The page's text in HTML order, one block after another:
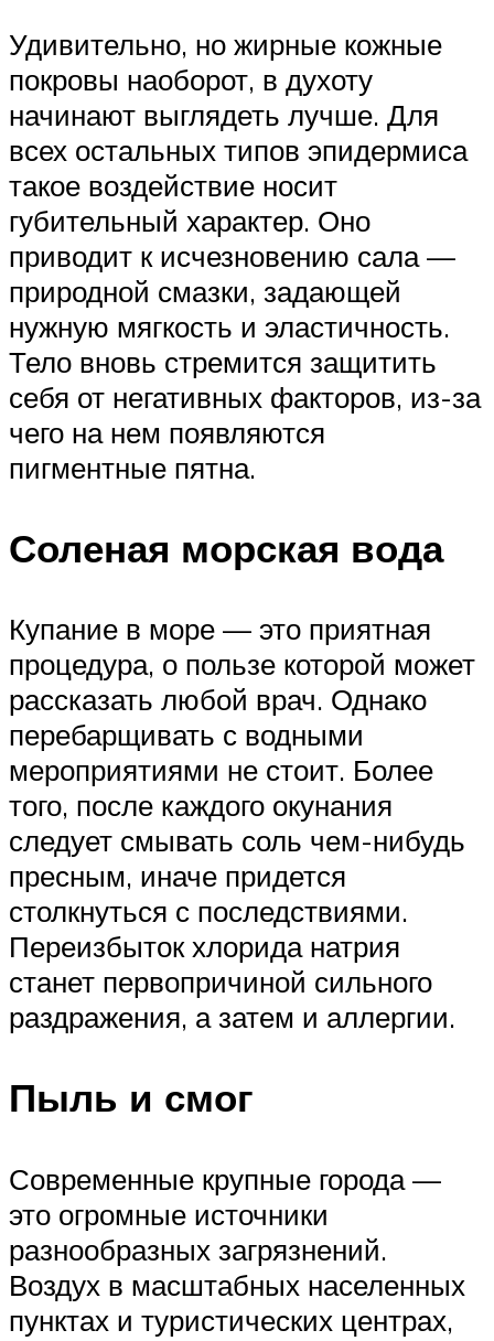
Удивительно, но жирные кожные
покровы наоборот, в духоту
начинают выглядеть лучше. Для
всех остальных типов эпидермиса
такое воздействие носит
губительный характер. Оно
приводит к исчезновению сала —
природной смазки, задающей
нужную мягкость и эластичность.
Тело вновь стремится защитить
себя от негативных факторов, из-за
чего на нем появляются
пигментные пятна.
Соленая морская вода
Купание в море — это приятная
процедура, о пользе которой может
рассказать любой врач. Однако
перебарщивать с водными
мероприятиями не стоит. Более
того, после каждого окунания
следует смывать соль чем-нибудь
пресным, иначе придется
столкнуться с последствиями.
Переизбыток хлорида натрия
станет первопричиной сильного
раздражения, а затем и аллергии.
Пыль и смог
Современные крупные города —
это огромные источники
разнообразных загрязнений.
Воздух в масштабных населенных
пунктах и туристических центрах,